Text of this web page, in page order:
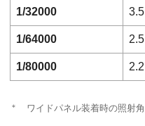
1/32000 3.5
1/64000 2.5
1/80000 2.2
＊ ワイドパネル装着時の照射角